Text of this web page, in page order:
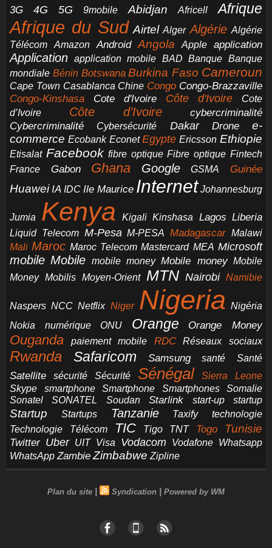
3G 4G 5G 9mobile Abidjan Africell Afrique
Afrique du Sud Airtel Alger Algérie Algérie
Télécom
Amazon Android Angola Apple application
Application application mobile BAD Banque Banque
mondiale Bénin Botswana Burkina Faso Cameroun
Cape Town Casablanca Chine Congo Congo-Brazzaville
Congo-Kinshasa Cote d'Ivoire Côte d'Ivoire
Cote
d’Ivoire
Côte d’Ivoire
cybercriminalité
Cybercriminalité
Cybersécurité Dakar Drone
e-
commerce Ecobank Econet Egypte Ericsson Ethiopie
Etisalat Facebook fibre optique Fibre optique Fintech
France
Gabon Ghana Google GSMA Guinée
Huawei IA IDC Ile Maurice Internet Johannesburg
Jumia Kenya Kigali Kinshasa Lagos Liberia
Liquid Telecom M-Pesa M-PESA Madagascar Malawi
Mali Maroc Maroc Telecom Mastercard MEA Microsoft
mobile Mobile mobile money Mobile money Mobile
Money Mobilis Moyen-Orient MTN Nairobi Namibie
Naspers NCC Netflix Niger Nigeria Nigéria
Nokia
numérique ONU Orange Orange Money
Ouganda paiement mobile RDC Réseaux sociaux
Rwanda Safaricom Samsung santé Santé
Satellite sécurité Sécurité Sénégal
Sierra Leone
Skype
smartphone Smartphone Smartphones
Somalie
Sonatel
SONATEL Soudan Starlink start-up startup
Startup Startups Tanzanie Taxify
technologie
Technologie
Télécom TIC Tigo TNT Togo Tunisie
Twitter Uber UIT Visa Vodacom Vodafone Whatsapp
WhatsApp Zambie Zimbabwe Zipline
Plan du site | Syndication | Powered by WM